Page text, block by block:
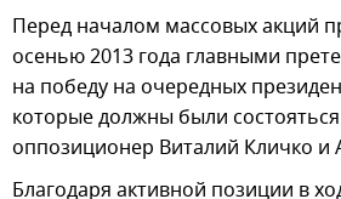
Перед началом массовых акций
осенью 2013 года главными
на победу на очередных
которые должны были
оппозиционер Виталий Кличко и
Благодаря активной позиции в